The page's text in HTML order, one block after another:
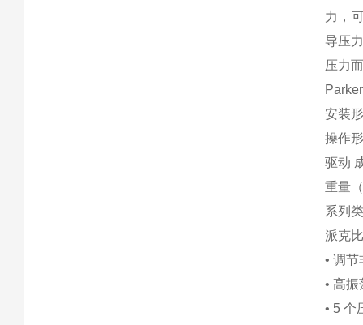
力，
导压
压力
安装
操作
驱动
重量
系列
派克
• 调
• 高
• 5 个